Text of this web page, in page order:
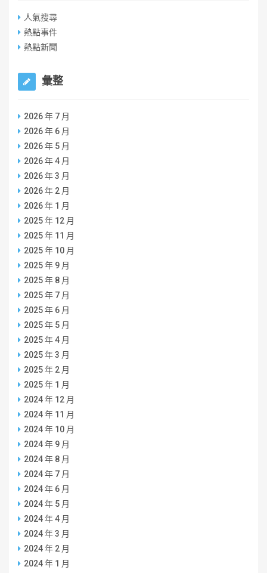
人氣搜尋
熱點事件
熱點新聞
彙整
2026 年 7 月
2026 年 6 月
2026 年 5 月
2026 年 4 月
2026 年 3 月
2026 年 2 月
2026 年 1 月
2025 年 12 月
2025 年 11 月
2025 年 10 月
2025 年 9 月
2025 年 8 月
2025 年 7 月
2025 年 6 月
2025 年 5 月
2025 年 4 月
2025 年 3 月
2025 年 2 月
2025 年 1 月
2024 年 12 月
2024 年 11 月
2024 年 10 月
2024 年 9 月
2024 年 8 月
2024 年 7 月
2024 年 6 月
2024 年 5 月
2024 年 4 月
2024 年 3 月
2024 年 2 月
2024 年 1 月